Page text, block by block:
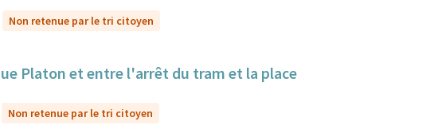
Non retenue par le tri citoyen
Platon et entre l'arrêt du tram et la place
Non retenue par le tri citoyen